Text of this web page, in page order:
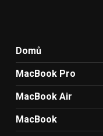
Domů
MacBook Pro
MacBook Air
MacBook